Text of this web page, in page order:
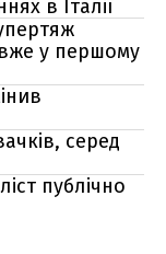
в Італії
у першому
серед
публічно